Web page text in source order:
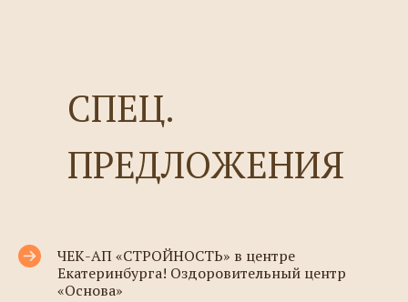
СПЕЦ.
ПРЕДЛОЖЕНИЯ
ЧЕК-АП «СТРОЙНОСТЬ» в центре
Екатеринбурга! Оздоровительный центр
«Основа»